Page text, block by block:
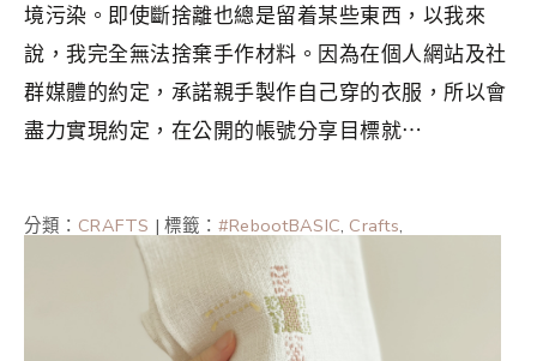
境污染。即使斷捨離也總是留着某些東西，以我來
說，我完全無法捨棄手作材料。因為在個人網站及社
群媒體的約定，承諾親手製作自己穿的衣服，所以會
盡力實現約定，在公開的帳號分享目標就⋯
分類： CRAFTS | 標籤： #RebootBASIC, Crafts,
手作 極簡生活 簡單生活
鉤針編織 香港手作